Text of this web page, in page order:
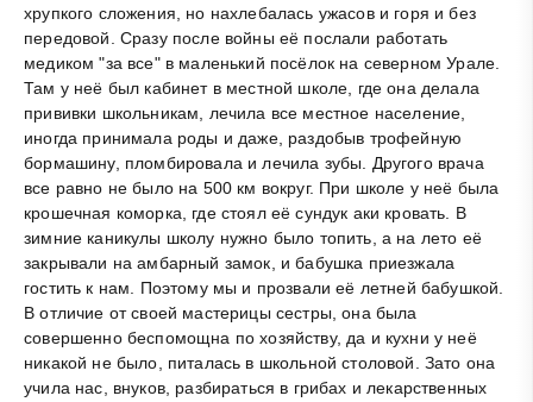
хрупкого сложения, но нахлебалась ужасов и горя и без
передовой. Сразу после войны её послали работать
медиком "за все" в маленький посёлок на северном Урале.
Там у неё был кабинет в местной школе, где она делала
прививки школьникам, лечила все местное население,
иногда принимала роды и даже, раздобыв трофейную
бормашину, пломбировала и лечила зубы. Другого врача
все равно не было на 500 км вокруг. При школе у неё была
крошечная коморка, где стоял её сундук аки кровать. В
зимние каникулы школу нужно было топить, а на лето её
закрывали на амбарный замок, и бабушка приезжала
гостить к нам. Поэтому мы и прозвали её летней бабушкой.
В отличие от своей мастерицы сестры, она была
совершенно беспомощна по хозяйству, да и кухни у неё
никакой не было, питалась в школьной столовой. Зато она
учила нас, внуков, разбираться в грибах и лекарственных